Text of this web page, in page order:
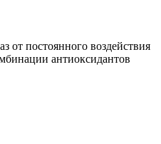
от постоянного воздействия
антиоксидантов